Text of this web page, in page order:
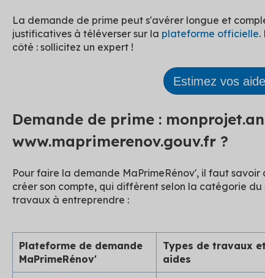
La demande de prime peut s'avérer longue et
justificatives à téléverser sur la plateforme officielle.
côté : sollicitez un expert !
Estimez vos
Demande de prime :
www.maprimerenov.gouv.fr ?
Pour faire la demande MaPrimeRénov', il faut
créer son compte, qui diffèrent selon la catégorie
travaux à entreprendre :
Plateforme de demande
MaPrimeRénov'
Types de travaux et
aides